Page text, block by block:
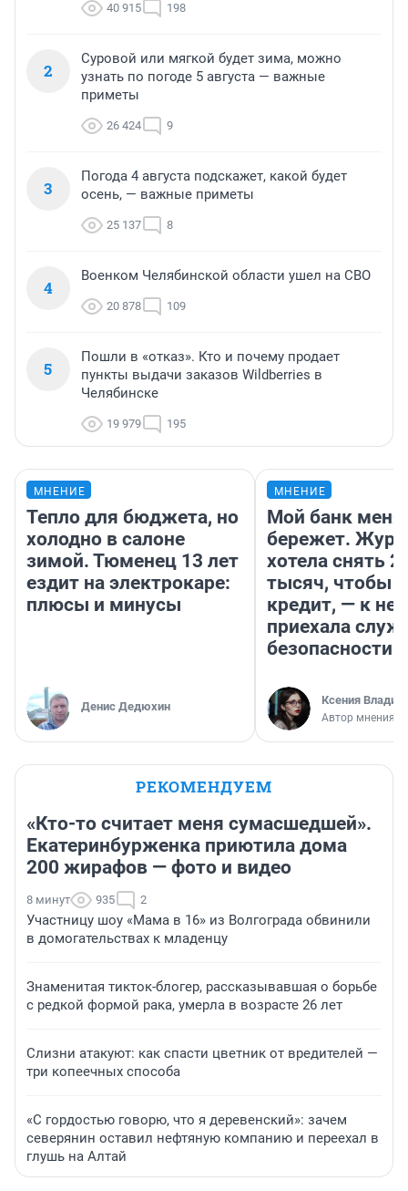
40 915 198
2
Суровой или мягкой будет зима, можно
узнать по погоде 5 августа — важные
приметы
26 424 9
3
Погода 4 августа подскажет, какой будет
осень, — важные приметы
25 137 8
4
Военком Челябинской области ушел на СВО
20 878 109
5
Пошли в «отказ». Кто и почему продает
пункты выдачи заказов Wildberries в
Челябинске
19 979 195
МНЕНИЕ
Тепло для бюджета, но
холодно в салоне
зимой. Тюменец 13 лет
ездит на электрокаре:
плюсы и минусы
Денис Дедюхин
МНЕНИЕ
Мой банк меня
бережет.
хотела снять
тысяч, чтобы
кредит, — к
приехала
безопасности
Ксения
Автор мнения
РЕКОМЕНДУЕМ
«Кто-то считает меня сумасшедшей».
Екатеринбурженка приютила дома
200 жирафов — фото и видео
8 минут 935 2
Участницу шоу «Мама в 16» из Волгограда обвинили
в домогательствах к младенцу
Знаменитая тикток-блогер, рассказывавшая о борьбе
с редкой формой рака, умерла в возрасте 26 лет
Слизни атакуют: как спасти цветник от вредителей —
три копеечных способа
«С гордостью говорю, что я деревенский»: зачем
северянин оставил нефтяную компанию и переехал в
глушь на Алтай